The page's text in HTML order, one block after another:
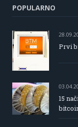
POPULARNO
Prvi
15